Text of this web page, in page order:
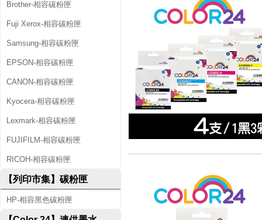
Brother-相容碳粉匣
Fuji Xerox-相容碳粉匣
Samsung-相容碳粉匣
EPSON-相容碳粉匣
CANON-相容碳粉匣
Kyocera-相容碳粉匣
Lexmark-相容碳粉匣
FUJIFILM-相容碳粉匣
RICOH-相容碳粉匣
【列印市集】碳粉匣
HP-相容黑色碳粉匣